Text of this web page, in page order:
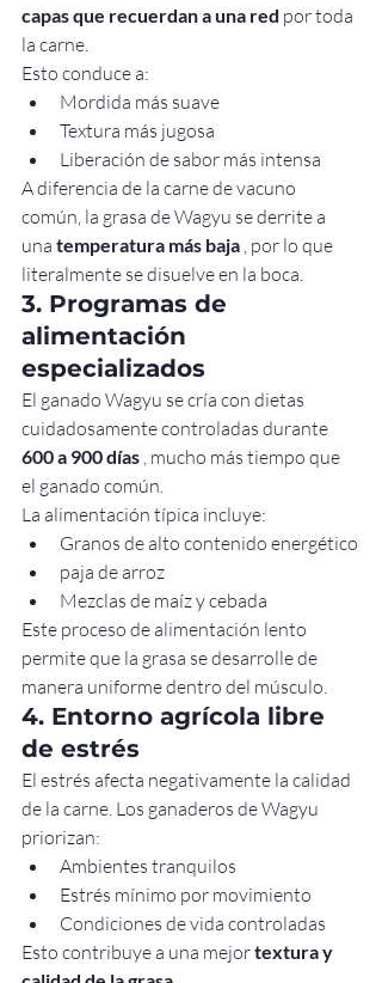
capas que recuerdan a una red por toda
la carne.
Esto conduce a:
Mordida más suave
Textura más jugosa
Liberación de sabor más intensa
A diferencia de la carne de vacuno
común, la grasa de Wagyu se derrite a
una temperatura más baja , por lo que
literalmente se disuelve en la boca.
3. Programas de
alimentación
especializados
El ganado Wagyu se cría con dietas
cuidadosamente controladas durante
600 a 900 días , mucho más tiempo que
el ganado común.
La alimentación típica incluye:
Granos de alto contenido energético
paja de arroz
Mezclas de maíz y cebada
Este proceso de alimentación lento
permite que la grasa se desarrolle de
manera uniforme dentro del músculo.
4. Entorno agrícola libre
de estrés
El estrés afecta negativamente la calidad
de la carne. Los ganaderos de Wagyu
priorizan:
Ambientes tranquilos
Estrés mínimo por movimiento
Condiciones de vida controladas
Esto contribuye a una mejor textura y